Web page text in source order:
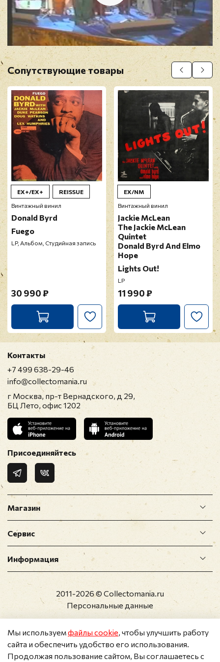
Отзыв*
Прикрепить фото
Оставить отзыв
Перед публикацией отзывы проходят
модерацию
Сопутствующие товары
EX+/EX+
REISSUE
Винтажный винил
Donald Byrd
Fuego
LP, Альбом, Студийная запись
30 990 ₽
EX/NM
Винтажный винил
Jackie McLean
The Jackie McLean
Quintet
Donald Byrd And Elmo
Hope
Lights Out!
LP
11 990 ₽
Магазин
Сервис
Информация
Контакты
+7 499 638-29-46
info@collectomania.ru
г Москва, пр-т Вернадского, д 29,
БЦ Лето, офис 1202
Присоединяйтесь
2011-2026 © Collectomania.ru
Персональные данные
Мы используемфайлы cookie, чтобы улучшить работу
сайта и обеспечить удобство его использования.
Продолжая пользование сайтом, Вы соглашаетесь с